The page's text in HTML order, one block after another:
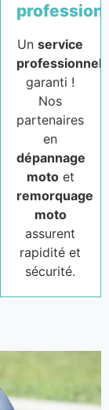
Unservice
professionnel
garanti !
Nos
partenaires
en
dépannage
motoet
remorquage
moto
assurent
rapidité et
sécurité.